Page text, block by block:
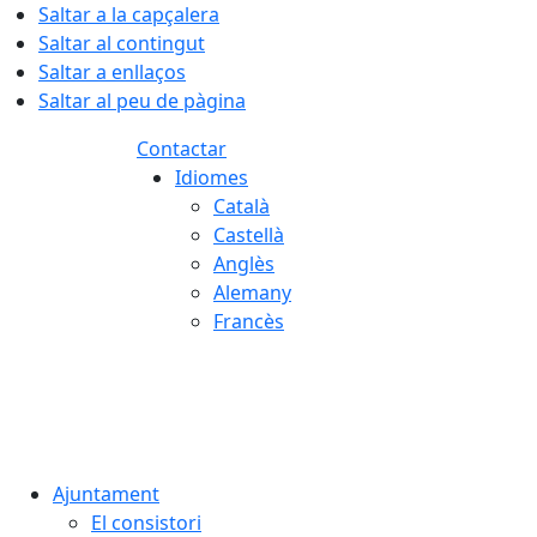
Saltar a la capçalera
Saltar al contingut
Saltar a enllaços
Saltar al peu de pàgina
Contactar
Idiomes
Català
Castellà
Anglès
Alemany
Francès
Ajuntament
El consistori